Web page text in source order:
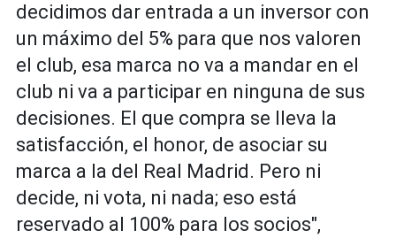
decidimos dar entrada a un inversor con
un máximo del 5% para que nos valoren
el club, esa marca no va a mandar en el
club ni va a participar en ninguna de sus
decisiones. El que compra se lleva la
satisfacción, el honor, de asociar su
marca a la del Real Madrid. Pero ni
decide, ni vota, ni nada; eso está
reservado al 100% para los socios",